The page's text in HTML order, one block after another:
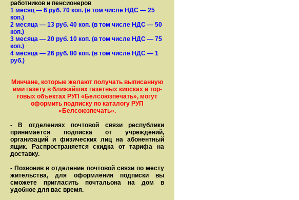
работников и пенсионеров
1 месяц— 6 руб. 70 коп. (в том числе НДС — 25
коп.)
2 месяца — 13 руб. 40 коп. (в том числе НДС — 50
коп.)
3 месяца — 20 руб. 10 коп. (в том числе НДС — 75
коп.)
4 месяца — 26 руб. 80 коп. (в том числе НДС — 1
руб.)
Минчане, которые желают получать вы­писанную
ими газету в бли­жай­ших газет­ных киосках и тор­
го­вых объе­ктах РУП «Белсоюзпечать», могут
оформить под­пис­ку по ка­та­ло­гу РУП
«Белсоюзпечать».
- В отделениях почтовой связи рес­пуб­лики
принимается подписка от учреждений,
организаций и фи­зи­ческих лиц на абонентный
ящик. Распространяется скидка от тарифа на
доставку.
- Позвонив в отделение почтовой связи по месту
жительства, для оформления подписки вы
сможете пригласить почтальона на дом в
удобное для вас время.